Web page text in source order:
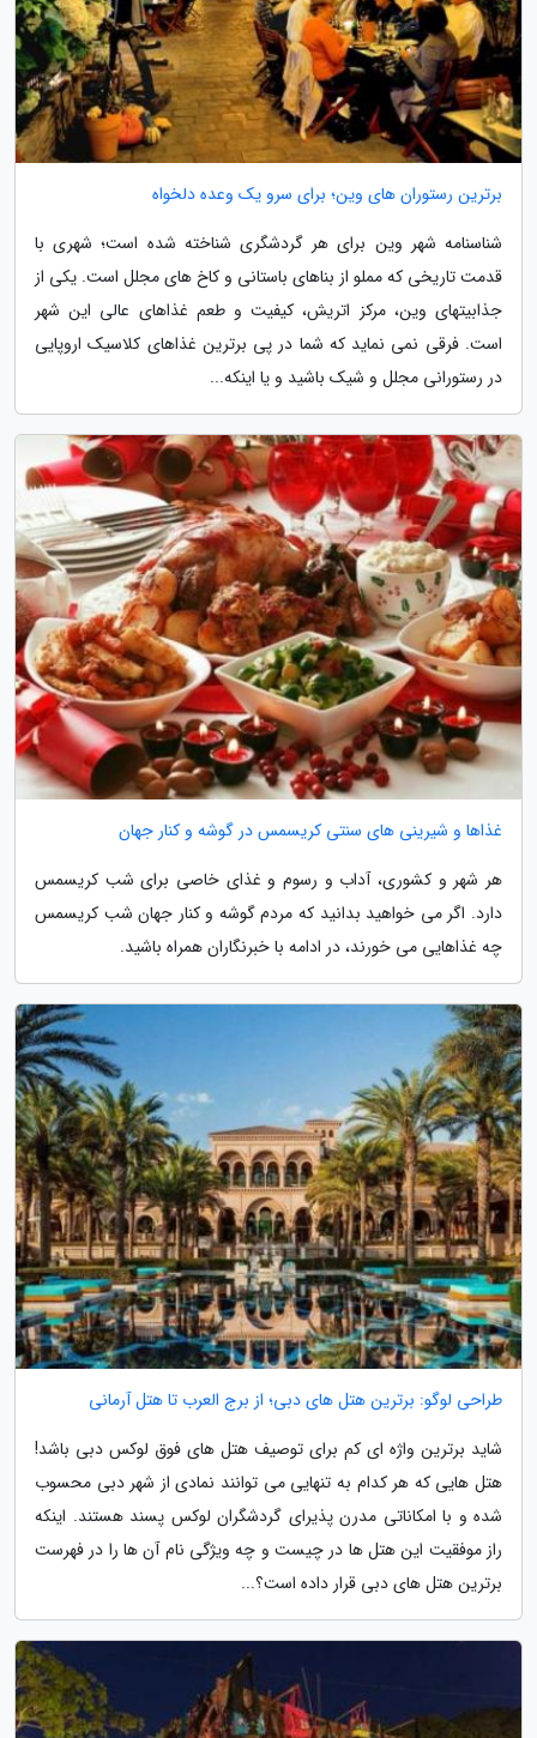
برترین رستوران های وین؛ برای سرو یک وعده دلخواه
شناسنامه شهر وین برای هر گردشگری شناخته شده است؛ شهری با
قدمت تاریخی که مملو از بناهای باستانی و کاخ های مجلل است. یکی از
جذابیتهای وین، مرکز اتریش، کیفیت و طعم غذاهای عالی این شهر
است. فرقی نمی نماید که شما در پی برترین غذاهای کلاسیک اروپایی
در رستورانی مجلل و شیک باشید و یا اینکه...
غذاها و شیرینی های سنتی کریسمس در گوشه و کنار جهان
هر شهر و کشوری، آداب و رسوم و غذای خاصی برای شب کریسمس
دارد. اگر می خواهید بدانید که مردم گوشه و کنار جهان شب کریسمس
چه غذاهایی می خورند، در ادامه با خبرنگاران همراه باشید.
طراحی لوگو: برترین هتل های دبی؛ از برج العرب تا هتل آرمانی
شاید برترین واژه ای کم برای توصیف هتل های فوق لوکس دبی باشد!
هتل هایی که هر کدام به تنهایی می توانند نمادی از شهر دبی محسوب
شده و با امکاناتی مدرن پذیرای گردشگران لوکس پسند هستند. اینکه
راز موفقیت این هتل ها در چیست و چه ویژگی نام آن ها را در فهرست
برترین هتل های دبی قرار داده است؟...